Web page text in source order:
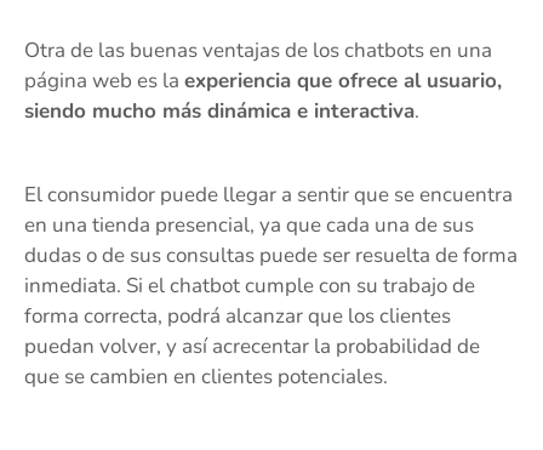
Otra de las buenas ventajas de los chatbots en una
página web es la experiencia que ofrece al usuario,
siendo mucho más dinámica e interactiva.
El consumidor puede llegar a sentir que se encuentra
en una tienda presencial, ya que cada una de sus
dudas o de sus consultas puede ser resuelta de forma
inmediata. Si el chatbot cumple con su trabajo de
forma correcta, podrá alcanzar que los clientes
puedan volver, y así acrecentar la probabilidad de
que se cambien en clientes potenciales.